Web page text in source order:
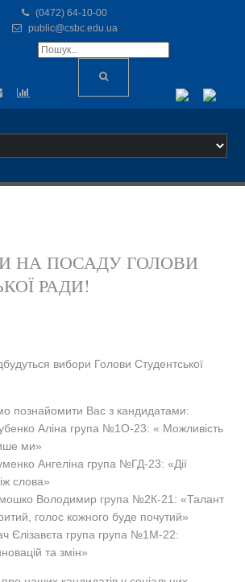
(0472) 64-10-00
public@csbc.edu.ua
НА ПОСАДУ ГОЛОВИ
РАДИ!
вибори Голови Студентської
познайомити Вас з кандидатами:
Аліна група №1О-23: « Можливість
ми»
Ангеліна група №ГД-23: «Дії
слова»
Володимир група №2К-21: «Талант
голос кожного буде почутий»
Єлізавєта група група №1М-22:
та змін»